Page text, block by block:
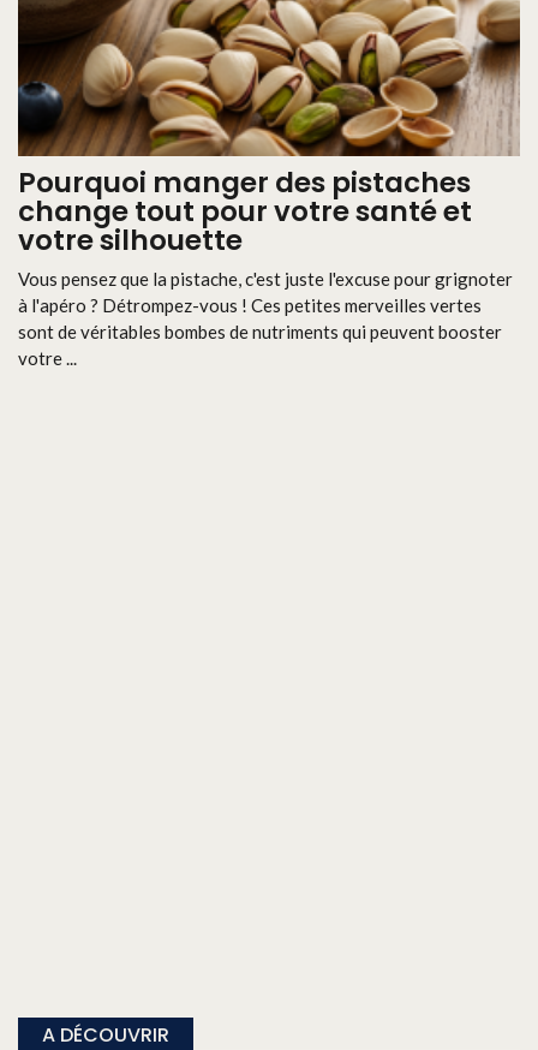
Pourquoi manger des pistaches
change tout pour votre santé et
votre silhouette
Vous pensez que la pistache, c'est juste l'excuse pour grignoter
à l'apéro ? Détrompez-vous ! Ces petites merveilles vertes
sont de véritables bombes de nutriments qui peuvent booster
votre ...
A DÉCOUVRIR